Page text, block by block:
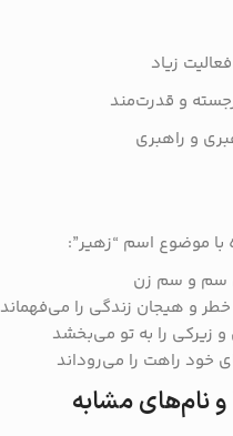
زیاد
و قدرت‌مند
و راهبری
با موضوع اسم “زهیر”:
سم و سم زن
و هیجان زندگی را می‌فهماند
زیرکی را به تو می‌بخشد
خود راهت را می‌روداند
نام‌های مشابه